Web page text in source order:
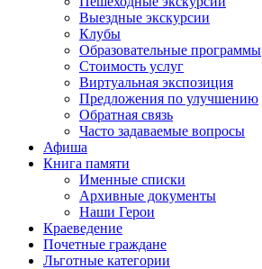
Выездные экскурсии
Клубы
Образовательные программы
Стоимость услуг
Виртуальная экспозиция
Предложения по улучшению
Обратная связь
Часто задаваемые вопросы
Афиша
Книга памяти
Именные списки
Архивные документы
Наши Герои
Краеведение
Почетные граждане
Льготные категории